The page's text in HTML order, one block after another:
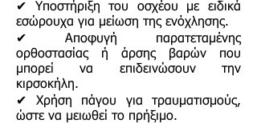
✔ Υποστήριξη του οσχέου με ειδικά
εσώρουχα για μείωση της ενόχλησης.
✔ Αποφυγή παρατεταμένης
ορθοστασίας ή άρσης βαρών που
μπορεί να επιδεινώσουν την
κιρσοκήλη.
✔ Χρήση πάγου για τραυματισμούς,
ώστε να μειωθεί το πρήξιμο.